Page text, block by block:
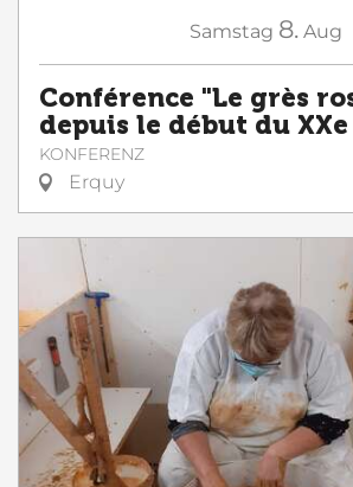
Samstag 8. Aug
Conférence "Le grès
depuis le début du
KONFERENZ
Erquy